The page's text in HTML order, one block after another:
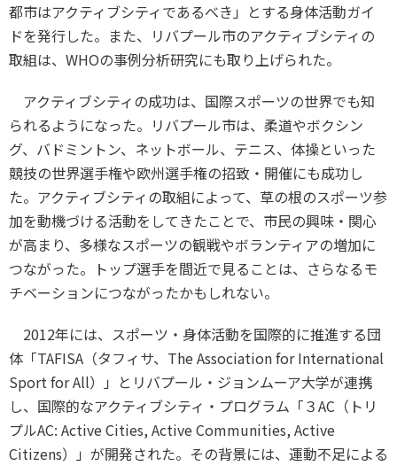
都市はアクティブシティであるべき」とする身体活動ガイ
ドを発行した。また、リバプール市のアクティブシティの
取組は、WHOの事例分析研究にも取り上げられた。
アクティブシティの成功は、国際スポーツの世界でも知
られるようになった。リバプール市は、柔道やボクシン
グ、バドミントン、ネットボール、テニス、体操といった
競技の世界選手権や欧州選手権の招致・開催にも成功し
た。アクティブシティの取組によって、草の根のスポーツ参
加を動機づける活動をしてきたことで、市民の興味・関心
が高まり、多様なスポーツの観戦やボランティアの増加に
つながった。トップ選手を間近で見ることは、さらなるモ
チベーションにつながったかもしれない。
2012年には、スポーツ・身体活動を国際的に推進する団
体「TAFISA（タフィサ、The Association for International
Sport for All）」とリバプール・ジョンムーア大学が連携
し、国際的なアクティブシティ・プログラム「３AC（トリ
プルAC: Active Cities, Active Communities, Active
Citizens）」が開発された。その背景には、運動不足による